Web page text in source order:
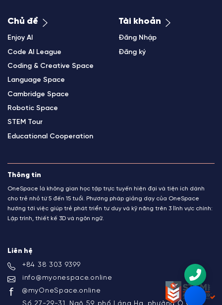
Chủ đề
Enjoy AI
Code AI League
Coding & Creative Space
Language Space
Cambridge Space
Robotic Space
STEM Tour
Educational Cooperation
Tài khoản
Đăng Nhập
Đăng ký
Thông tin
OneSpace là không gian học tập trực tuyến hiện đại và tiện ích dành
cho trẻ nhỏ từ 5 đến 15 tuổi. Phương pháp giảng dạy của OneSpace
hướng tới việc giúp trẻ phát triển tư duy và kỹ năng trên 3 lĩnh vực chính:
Lập trình, thiết kế 3D và ngôn ngữ.
Liên hệ
+84 38 303 9399
info@myonespace.online
@myOneSpace.online